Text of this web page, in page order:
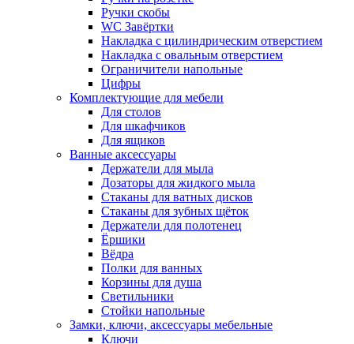
Ручки скобы
WC Завёртки
Накладка с цилиндрическим отверстием
Накладка с овальным отверстием
Ограничители напольные
Цифры
Комплектующие для мебели
Для столов
Для шкафчиков
Для ящиков
Ванные аксессуары
Держатели для мыла
Дозаторы для жидкого мыла
Стаканы для ватных дисков
Стаканы для зубных щёток
Держатели для полотенец
Ёршики
Вёдра
Полки для ванных
Корзины для душа
Светильники
Стойки напольные
Замки, ключи, аксессуары мебельные
Ключи